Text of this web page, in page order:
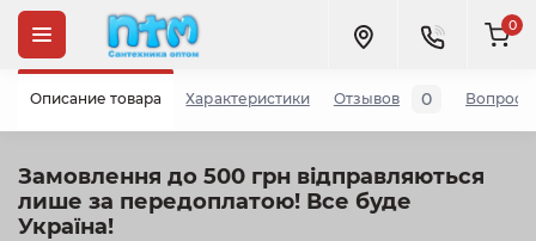
Замовлення до 500 грн відправляються
лише за передоплатою! Все буде
Україна!
0
Описание товара Характеристики Отзывов 0 Вопросы